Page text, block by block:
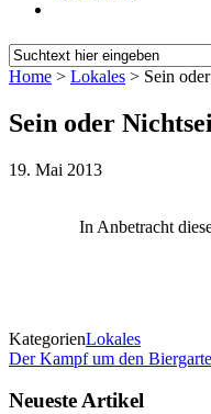
Home > Lokales > Sein
Sein oder
19. Mai 2013
In Anbetracht
KategorienLokales
Der Kampf um den
Neueste Artikel